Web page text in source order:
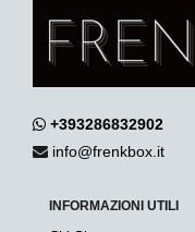
+393286832902
info@frenkbox.it
INFORMAZIONI UTILI